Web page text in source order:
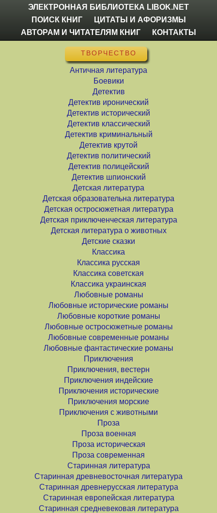
ЭЛЕКТРОННАЯ БИБЛИОТЕКА LIBOK.NET
ПОИСК КНИГ
ЦИТАТЫ И АФОРИЗМЫ
АВТОРАМ И ЧИТАТЕЛЯМ КНИГ
КОНТАКТЫ
ТВОРЧЕСТВО
Античная литература
Боевики
Детектив
Детектив иронический
Детектив исторический
Детектив классический
Детектив криминальный
Детектив крутой
Детектив политический
Детектив полицейский
Детектив шпионский
Детская литература
Детская образовательна литература
Детская остросюжетная литература
Детская приключенческая литература
Детская литература о животных
Детские сказки
Классика
Классика русская
Классика советская
Классика украинская
Любовные романы
Любовные исторические романы
Любовные короткие романы
Любовные остросюжетные романы
Любовные современные романы
Любовные фантастические романы
Приключения
Приключения, вестерн
Приключения индейские
Приключения исторические
Приключения морские
Приключения с животными
Проза
Проза военная
Проза историческая
Проза современная
Старинная литература
Старинная древневосточная литература
Старинная древнерусская литература
Старинная европейская литература
Старинная средневековая литература